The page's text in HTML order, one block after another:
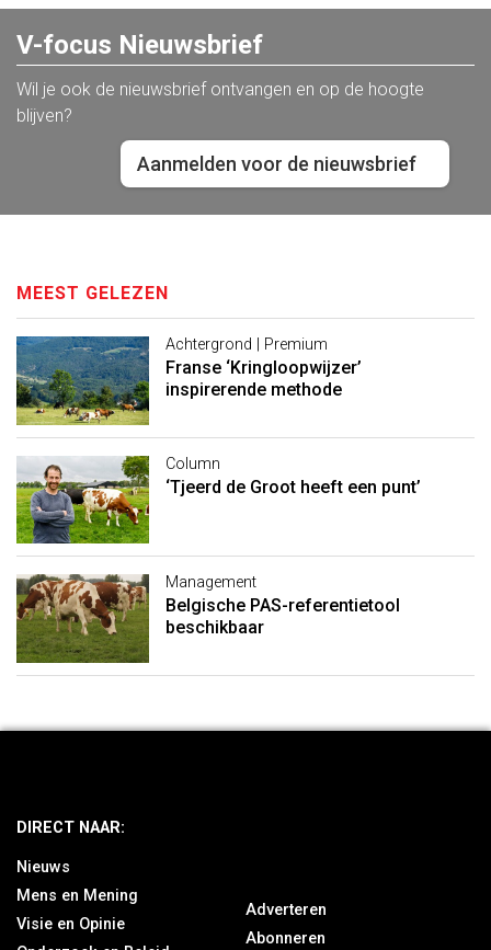
V-focus Nieuwsbrief
Wil je ook de nieuwsbrief ontvangen en op de hoogte
blijven?
Aanmelden voor de nieuwsbrief
MEEST GELEZEN
Achtergrond | Premium
Franse ‘Kringloopwijzer’
inspirerende methode
Column
‘Tjeerd de Groot heeft een punt’
Management
Belgische PAS-referentietool
beschikbaar
DIRECT NAAR:
Nieuws
Mens en Mening
Visie en Opinie
Adverteren
Abonneren